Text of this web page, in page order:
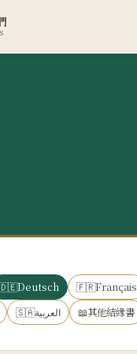
🇫🇷Français
🇸🇦العربية 📖其他結緣書